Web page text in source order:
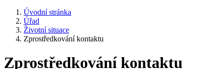
Úvodní stránka
Úřad
Životní situace
Zprostředkování kontaktu
Zprostředkování kontaktu